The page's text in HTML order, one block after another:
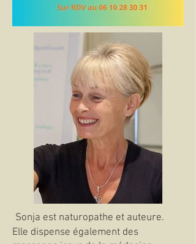
Sonja est naturopathe et auteure.
Elle dispense également des